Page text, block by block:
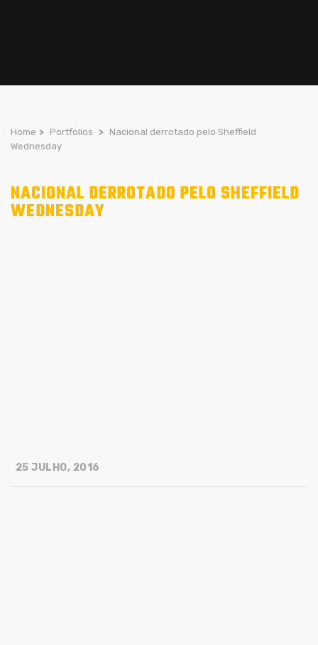
Home > Portfolios > Nacional derrotado pelo Sheffield
Wednesday
NACIONAL DERROTADO PELO SHEFFIELD
WEDNESDAY
25 JULHO, 2016